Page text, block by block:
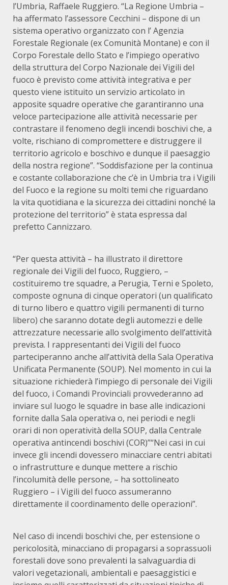
l’Umbria, Raffaele Ruggiero. “La Regione Umbria –
ha affermato l’assessore Cecchini – dispone di un
sistema operativo organizzato con l’ Agenzia
Forestale Regionale (ex Comunità Montane) e con il
Corpo Forestale dello Stato e l’impiego operativo
della struttura del Corpo Nazionale dei Vigili del
fuoco è previsto come attività integrativa e per
questo viene istituito un servizio articolato in
apposite squadre operative che garantiranno una
veloce partecipazione alle attività necessarie per
contrastare il fenomeno degli incendi boschivi che, a
volte, rischiano di compromettere e distruggere il
territorio agricolo e boschivo e dunque il paesaggio
della nostra regione”. “Soddisfazione per la continua
e costante collaborazione che c’è in Umbria tra i Vigili
del Fuoco e la regione su molti temi che riguardano
la vita quotidiana e la sicurezza dei cittadini nonché la
protezione del territorio” è stata espressa dal
prefetto Cannizzaro.
“Per questa attività – ha illustrato il direttore
regionale dei Vigili del fuoco, Ruggiero, –
costituiremo tre squadre, a Perugia, Terni e Spoleto,
composte ognuna di cinque operatori (un qualificato
di turno libero e quattro vigili permanenti di turno
libero) che saranno dotate degli automezzi e delle
attrezzature necessarie allo svolgimento dell’attività
prevista. I rappresentanti dei Vigili del fuoco
parteciperanno anche all’attività della Sala Operativa
Unificata Permanente (SOUP). Nel momento in cui la
situazione richiederà l’impiego di personale dei Vigili
del fuoco, i Comandi Provinciali provvederanno ad
inviare sul luogo le squadre in base alle indicazioni
fornite dalla Sala operativa o, nei periodi e negli
orari di non operatività della SOUP, dalla Centrale
operativa antincendi boschivi (COR)”“Nei casi in cui
invece gli incendi dovessero minacciare centri abitati
o infrastrutture e dunque mettere a rischio
l’incolumità delle persone, – ha sottolineato
Ruggiero – i Vigili del fuoco assumeranno
direttamente il coordinamento delle operazioni”.
Nel caso di incendi boschivi che, per estensione o
pericolosità, minacciano di propagarsi a soprassuoli
forestali dove sono prevalenti la salvaguardia di
valori vegetazionali, ambientali e paesaggistici e